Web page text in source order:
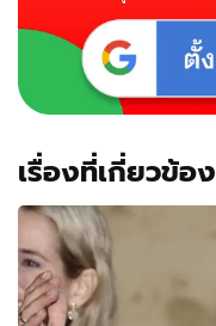
เรื่องที่เกี่ยวข้อง